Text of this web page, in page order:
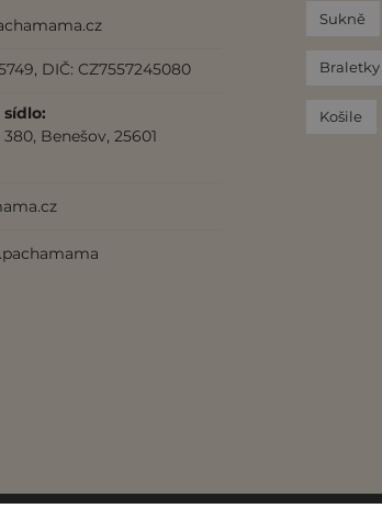
DIČ: CZ7557245080
sídlo:
Benešov, 25601
Sukně
Braletky
Košile